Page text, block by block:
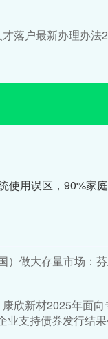
落户最新办理办法
使用误区，90%家
）做大存量市场：
欣新材2025年面
业支持债券发行结